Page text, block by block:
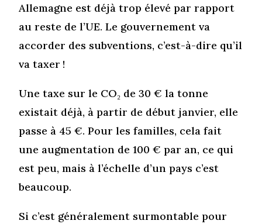
Allemagne est déjà trop élevé par rapport
au reste de l’UE. Le gouvernement va
accorder des subventions, c’est-à-dire qu’il
va taxer !
Une taxe sur le CO₂ de 30 € la tonne
existait déjà, à partir de début janvier, elle
passe à 45 €. Pour les familles, cela fait
une augmentation de 100 € par an, ce qui
est peu, mais à l’échelle d’un pays c’est
beaucoup.
Si c’est généralement surmontable pour